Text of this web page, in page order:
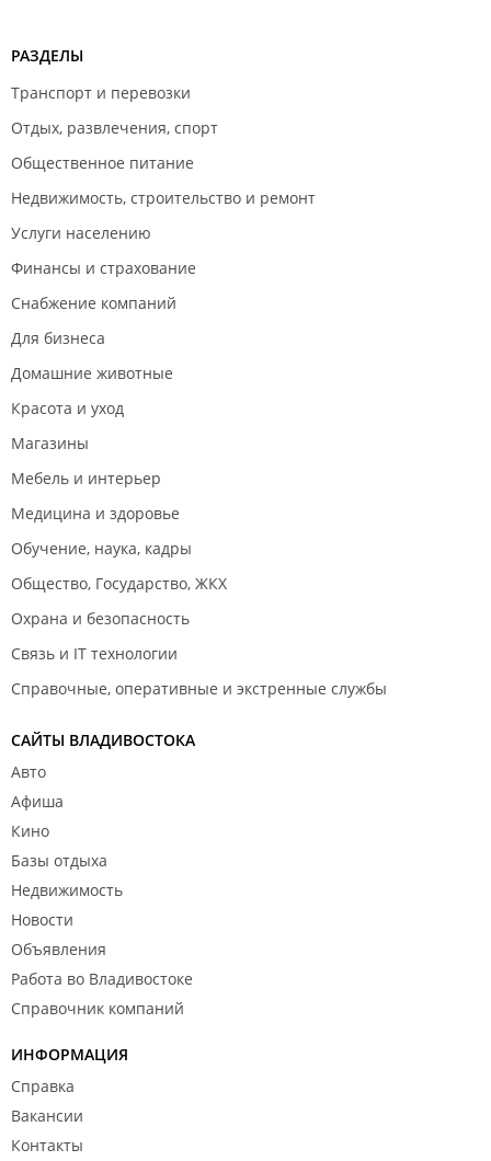
РАЗДЕЛЫ
Транспорт и перевозки
Отдых, развлечения, спорт
Общественное питание
Недвижимость, строительство и ремонт
Услуги населению
Финансы и страхование
Снабжение компаний
Для бизнеса
Домашние животные
Красота и уход
Магазины
Мебель и интерьер
Медицина и здоровье
Обучение, наука, кадры
Общество, Государство, ЖКХ
Охрана и безопасность
Связь и IT технологии
Справочные, оперативные и экстренные службы
САЙТЫ ВЛАДИВОСТОКА
Авто
Афиша
Кино
Базы отдыха
Недвижимость
Новости
Объявления
Работа во Владивостоке
Справочник компаний
ИНФОРМАЦИЯ
Справка
Вакансии
Контакты